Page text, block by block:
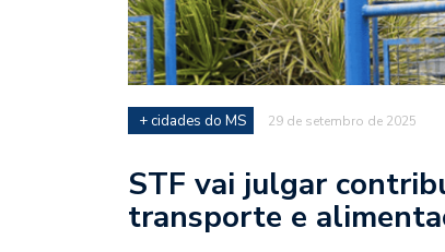
+ cidades do MS 29 de setembro de 2025
STF vai julgar
transporte e